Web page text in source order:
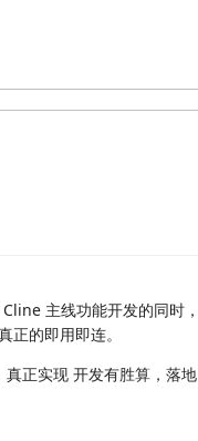
主线功能开发的同时，
的即用即连。
正实现 开发有胜算，落地